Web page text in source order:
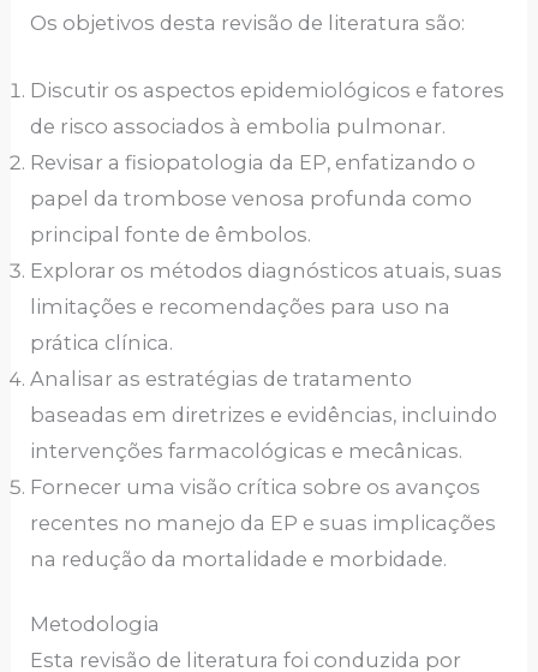
Os objetivos desta revisão de literatura são:
Discutir os aspectos epidemiológicos e fatores
de risco associados à embolia pulmonar.
Revisar a fisiopatologia da EP, enfatizando o
papel da trombose venosa profunda como
principal fonte de êmbolos.
Explorar os métodos diagnósticos atuais, suas
limitações e recomendações para uso na
prática clínica.
Analisar as estratégias de tratamento
baseadas em diretrizes e evidências, incluindo
intervenções farmacológicas e mecânicas.
Fornecer uma visão crítica sobre os avanços
recentes no manejo da EP e suas implicações
na redução da mortalidade e morbidade.
Metodologia
Esta revisão de literatura foi conduzida por